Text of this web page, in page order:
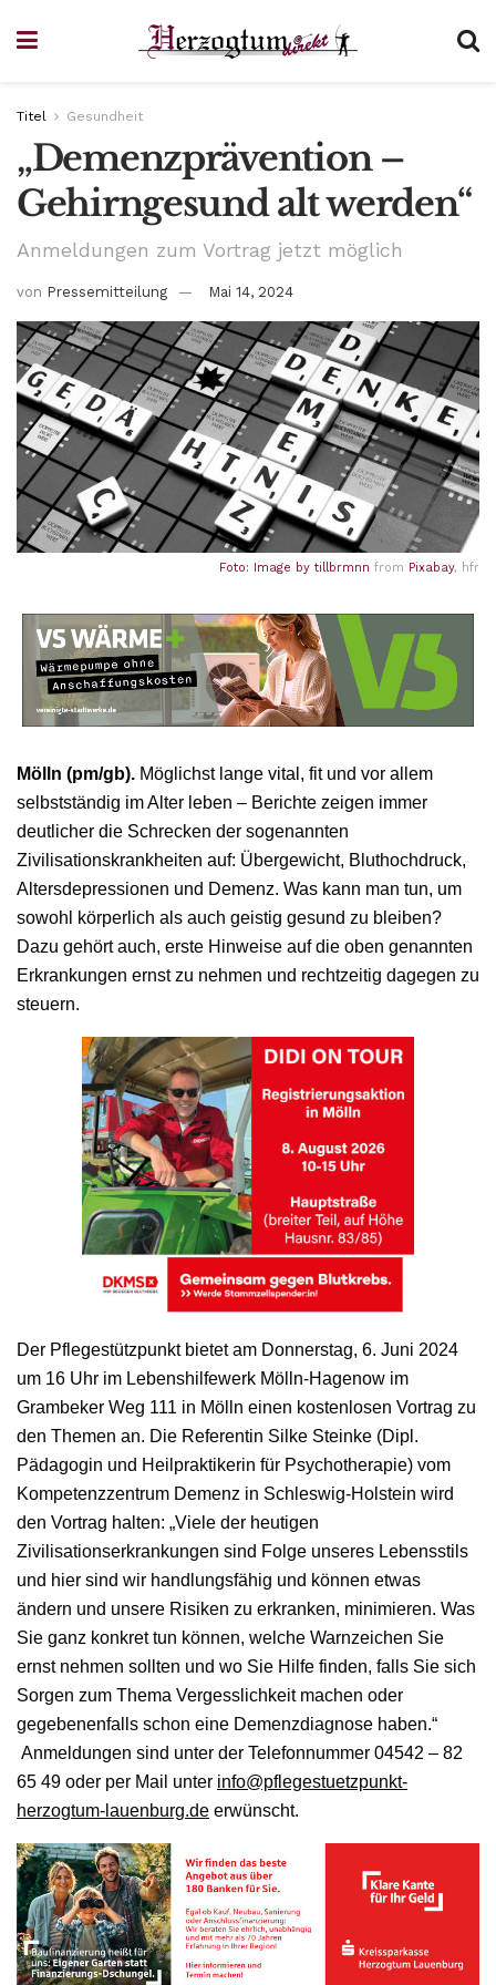
Titel Gesundheit
„Demenzprävention –
Gehirngesund alt werden“
Anmeldungen zum Vortrag jetzt möglich
von Pressemitteilung Mai 14, 2024
Foto: Image by tillbrmnn from Pixabay, hfr
Mölln (pm/gb). Möglichst lange vital, fit und vor allem
selbstständig im Alter leben – Berichte zeigen immer
deutlicher die Schrecken der sogenannten
Zivilisationskrankheiten auf: Übergewicht, Bluthochdruck,
Altersdepressionen und Demenz. Was kann man tun, um
sowohl körperlich als auch geistig gesund zu bleiben?
Dazu gehört auch, erste Hinweise auf die oben genannten
Erkrankungen ernst zu nehmen und rechtzeitig dagegen zu
steuern.
Der Pflegestützpunkt bietet am Donnerstag, 6. Juni 2024
um 16 Uhr im Lebenshilfewerk Mölln-Hagenow im
Grambeker Weg 111 in Mölln einen kostenlosen Vortrag zu
den Themen an. Die Referentin Silke Steinke (Dipl.
Pädagogin und Heilpraktikerin für Psychotherapie) vom
Kompetenzzentrum Demenz in Schleswig-Holstein wird
den Vortrag halten: „Viele der heutigen
Zivilisationserkrankungen sind Folge unseres Lebensstils
und hier sind wir handlungsfähig und können etwas
ändern und unsere Risiken zu erkranken, minimieren. Was
Sie ganz konkret tun können, welche Warnzeichen Sie
ernst nehmen sollten und wo Sie Hilfe finden, falls Sie sich
Sorgen zum Thema Vergesslichkeit machen oder
gegebenenfalls schon eine Demenzdiagnose haben.“
Anmeldungen sind unter der Telefonnummer 04542 – 82
65 49 oder per Mail unter info@pflegestuetzpunkt-
herzogtum-lauenburg.de erwünscht.